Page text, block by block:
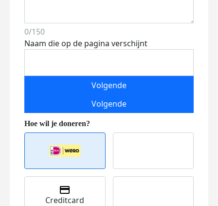
0/150
Naam die op de pagina verschijnt
Volgende
Volgende
Creditcard